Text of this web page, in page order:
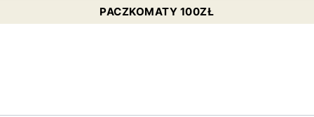
PACZKOMATY 100ZŁ